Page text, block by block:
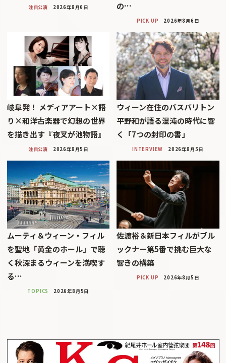
注目公演 2026年8月6日
の…
PICK UP 2026年8月6日
岐阜発！ メディアアート×語
り×和洋古楽器で幻想の世界
を描き出す『夜叉が池物語』
注目公演 2026年8月5日
ウィーン在住のバスバリトン
平野和が語る混沌の時代に響
く「7つの封印の書」
INTERVIEW 2026年8月5日
ムーティ＆ウィーン・フィル
を聖地「黄金のホール」で聴
く秋深まるウィーンを満喫す
る…
TOPICS 2026年8月5日
佐渡裕＆新日本フィルがブル
ックナー第5番で挑む巨大な
響きの構築
PICK UP 2026年8月5日